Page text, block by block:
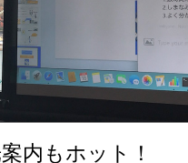
内もホット！